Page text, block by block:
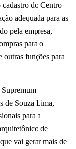
cadastro do Centro
adequada para as
pela empresa,
para o
outras funções para
de Souza Lima,
para a
de
vai gerar mais de